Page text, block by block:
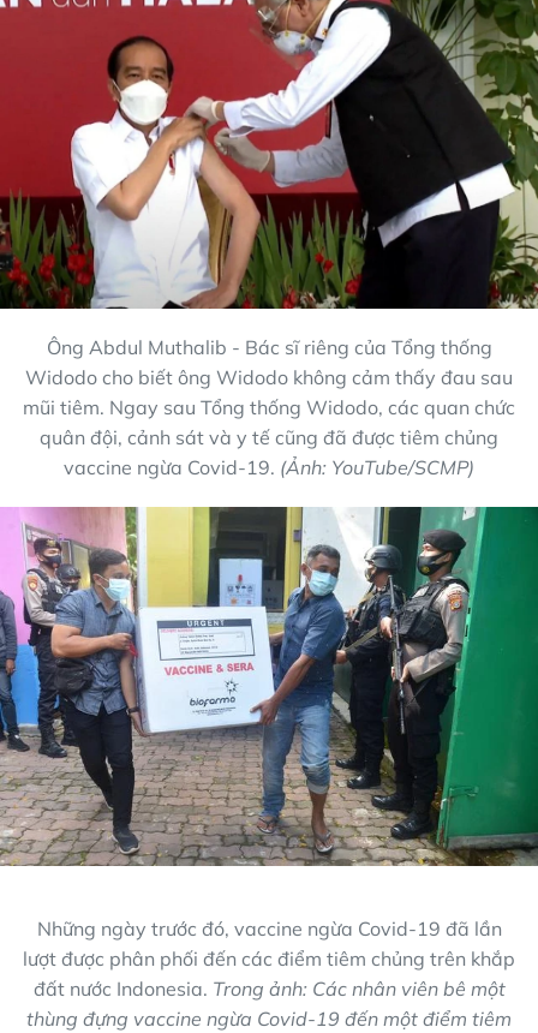
Ông Abdul Muthalib - Bác sĩ riêng của Tổng thống
Widodo cho biết ông Widodo không cảm thấy đau sau
mũi tiêm. Ngay sau Tổng thống Widodo, các quan chức
quân đội, cảnh sát và y tế cũng đã được tiêm chủng
vaccine ngừa Covid-19. (Ảnh: YouTube/SCMP)
Những ngày trước đó, vaccine ngừa Covid-19 đã lần
lượt được phân phối đến các điểm tiêm chủng trên khắp
đất nước Indonesia. Trong ảnh: Các nhân viên bê một
thùng đựng vaccine ngừa Covid-19 đến một điểm tiêm